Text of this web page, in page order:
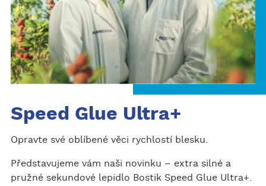
Speed Glue Ultra+
Opravte své oblíbené věci rychlostí blesku.
Představujeme vám naši novinku – extra silné a
pružné sekundové lepidlo Bostik Speed Glue Ultra+.